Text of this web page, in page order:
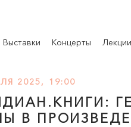
Выставки Концерты Лекции
2025, 19:00
.КНИГИ:
В